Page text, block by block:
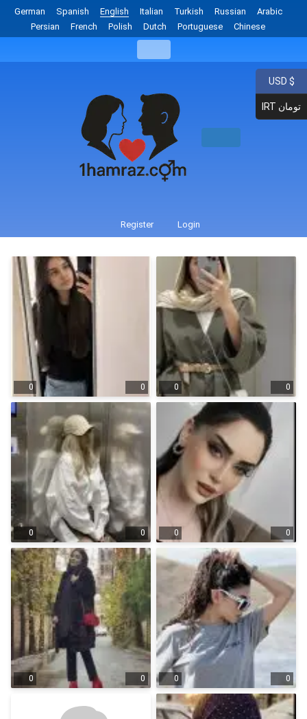
German Spanish English Italian Turkish Russian
Arabic
Persian
French Polish Dutch Portuguese Chinese
Register Login
0 0 0 0
0 0 0 0
0 0 0 0
USD $
IRT تومان